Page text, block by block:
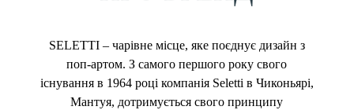
SELETTI – чарівне місце, яке поєднує дизайн з
поп-артом. З самого першого року свого
існування в 1964 році компанія Seletti в Чиконьярі,
Мантуя, дотримується свого принципу